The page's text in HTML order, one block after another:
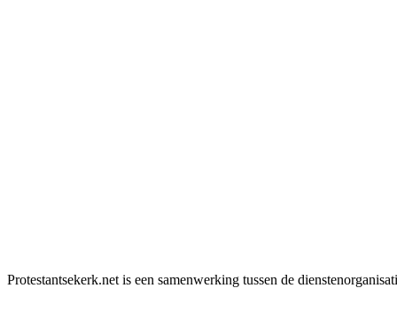
Protestantsekerk.net is een samenwerking tussen de